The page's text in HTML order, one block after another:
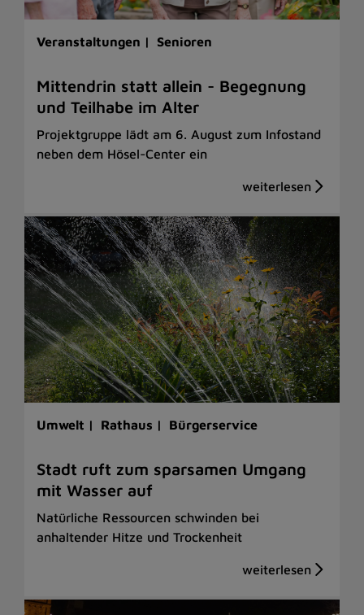
Veranstaltungen | Senioren
Mittendrin statt allein - Begegnung
und Teilhabe im Alter
Projektgruppe lädt am 6. August zum Infostand
neben dem Hösel-Center ein
Umwelt | Rathaus | Bürgerservice
Stadt ruft zum sparsamen Umgang
mit Wasser auf
Natürliche Ressourcen schwinden bei
anhaltender Hitze und Trockenheit